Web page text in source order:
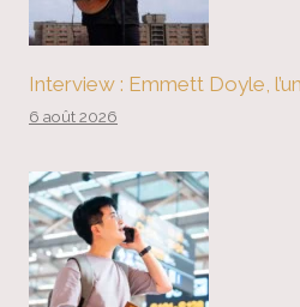
Interview : Emmett Doyle,
6 août 2026